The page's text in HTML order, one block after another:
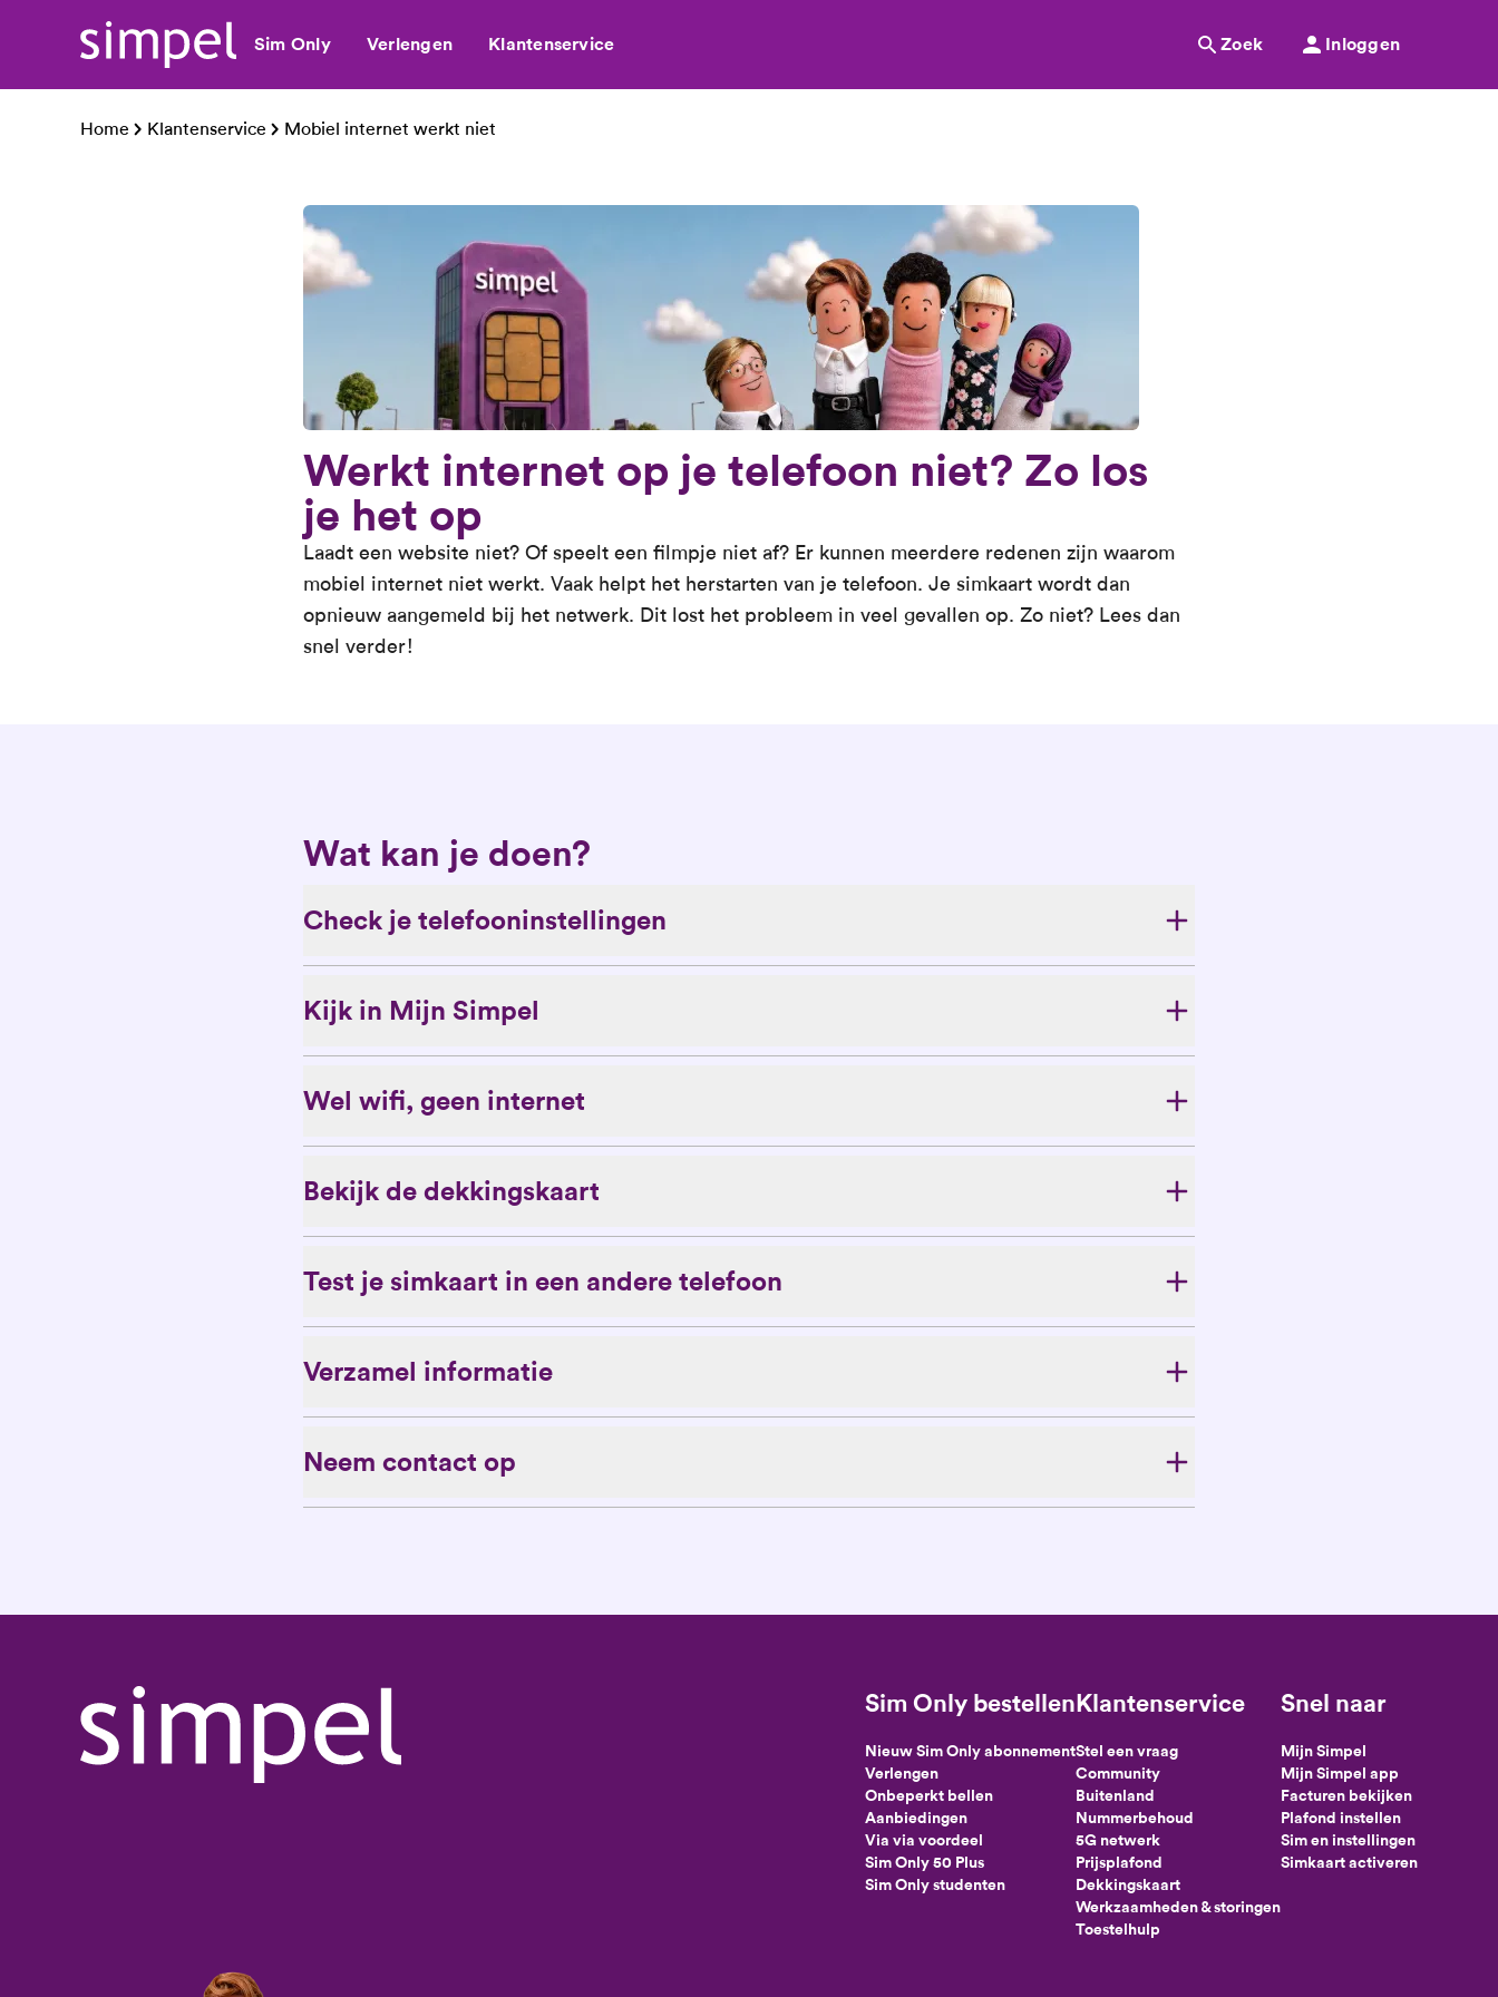
Sim Only Verlengen Klantenservice Zoek Inloggen
Home Klantenservice Mobiel internet werkt niet
Werkt internet op je telefoon niet? Zo los
je het op
Laadt een website niet? Of speelt een filmpje niet af? Er kunnen meerdere redenen zijn waarom
mobiel internet niet werkt. Vaak helpt het herstarten van je telefoon. Je simkaart wordt dan
opnieuw aangemeld bij het netwerk. Dit lost het probleem in veel gevallen op. Zo niet? Lees dan
snel verder!
Wat kan je doen?
Check je telefooninstellingen
Kijk in Mijn Simpel
Wel wifi, geen internet
Bekijk de dekkingskaart
Test je simkaart in een andere telefoon
Verzamel informatie
Neem contact op
Sim Only bestellen
Nieuw Sim Only abonnement
Verlengen
Onbeperkt bellen
Aanbiedingen
Via via voordeel
Sim Only 50 Plus
Sim Only studenten
Klantenservice
Stel een vraag
Community
Buitenland
Nummerbehoud
5G netwerk
Prijsplafond
Dekkingskaart
Werkzaamheden & storingen
Toestelhulp
Snel naar
Mijn Simpel
Mijn Simpel app
Facturen bekijken
Plafond instellen
Sim en instellingen
Simkaart activeren